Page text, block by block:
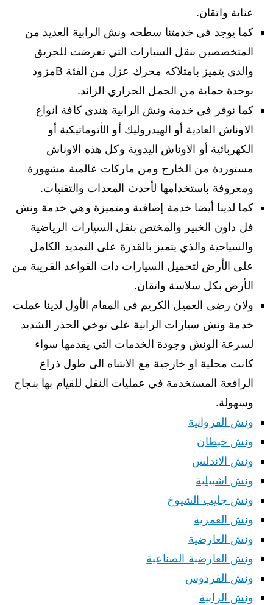
عناية واتقان.
كما يوجد في خدمتنا سطحه ونش الرابية العديد من
المتخصصين بنقل السيارات التي تعرضت للحريق
والذي يتميز بامتلاكه محرك عزل من الفئة Bمزود
بوحدة حماية من الحمل الحراري الزائد.
كما نوفر في خدمة ونش الرابية هندي كافة انواع
الاوناش العادية أو الهيدروليك أو الأتوماتيكية أو
الكهربائية أو الاوناش اليدوية وكل هذه الاوناش
مستوردة من الخارج ومن ماركات عالمية مشهورة
ومعروفة باستخدامها لأحدث المعدات والتقنيات.
كما لدينا أيضا خدمة إضافية ومتميزة وهي خدمة ونش
فل داون الخبير والمختص بنقل السيارات الرياضية
والسياحية والذي يتميز بالقدرة على التمديد الكامل
على الأرض لتحميل السيارات ذات القواعد القريبة من
الأرض بكل سلاسة واتقان.
ولان رضى العميل الكريم في المقام الأول لدينا عملت
خدمة ونش سيارات الرابية على توخي الحذر الشديد
لسرعة الونش وجودة الخدمات التي يقدمها سواء
كانت محلية او خارجية مع الانتباه الى طول ذراع
الرافعة المستخدمة في عمليات النقل للقيام بها بنجاح
وسهولة.
ونش الفروانية
ونش خيطان
ونش الاندلس
ونش اشبيلية
ونش جليب الشيوخ
ونش العمرية
ونش العارضية
ونش العارضية الصناعية
ونش الفردوس
ونش الرابية